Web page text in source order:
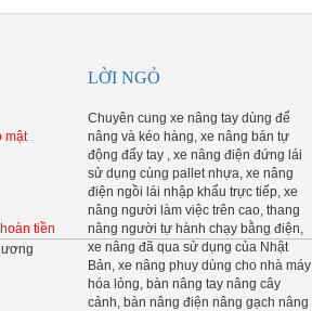
mật
tiền
LỜI NGỎ
Chuyên cung xe nâng tay dùng để
nâng và kéo hàng, xe nâng bán tự
động đẩy tay , xe nâng điện đứng lái
sử dụng cùng pallet nhựa, xe nâng
điện ngồi lái nhập khẩu trực tiếp, xe
nâng người làm việc trên cao, thang
nâng người tự hành chạy bằng điện,
xe nâng đã qua sử dụng của Nhật
Bản, xe nâng phuy dùng cho nhà máy
hóa lỏng, bàn nâng tay nâng cây
cảnh, bàn nâng điện nâng gạch nâng